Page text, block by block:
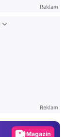
Reklam
Reklam
Magazin